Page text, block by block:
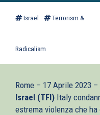
Israel Terrorism &
Radicalism
Rome – 17 Aprile 2023 –
Israel (TFI) Italy
estrema violenza che